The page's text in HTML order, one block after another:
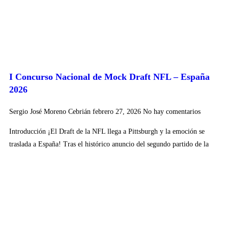
I Concurso Nacional de Mock Draft NFL – España
2026
Sergio José Moreno Cebrián febrero 27, 2026 No hay comentarios
Introducción ¡El Draft de la NFL llega a Pittsburgh y la emoción se
traslada a España! Tras el histórico anuncio del segundo partido de la